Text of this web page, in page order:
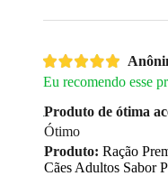
Eu recomendo esse
Produto de ótima
Ótimo
Produto: Ração
Cães Adultos Sabor